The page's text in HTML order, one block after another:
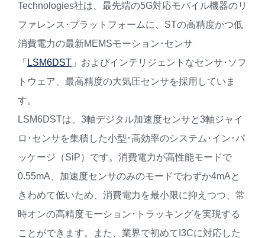
Technologies社は、最先端の5G対応モバイル機器のリ
ファレンス･プラットフォームに、STの高精度かつ低
消費電力の最新MEMSモーション･センサ
「 LSM6DST 」およびインテリジェントなセンサ･ソフ
トウェア、最高精度の大気圧センサを採用していま
す。
LSM6DSTは、3軸デジタル加速度センサと3軸ジャイ
ロ･センサを集積した小型･高効率のシステム･イン･パ
ッケージ（SiP）です。消費電力が高性能モードで
0.55mA、加速度センサのみのモードでわずか4mAと
きわめて低いため、消費電力を最小限に抑えつつ、常
時オンの高精度モーション･トラッキングを実現する
ことができます。また、業界で初めてI3Cに対応した